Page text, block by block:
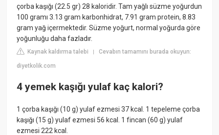
çorba kaşığı (22.5 gr) 28 kaloridir. Tam yağlı süzme yoğurdun
100 gramı 3.13 gram karbonhidrat, 7.91 gram protein, 8.83
gram yağ içermektedir. Süzme yoğurt, normal yoğurda göre
yoğunluğu daha fazladır.
Kaynak kaldırma talebi |Cevabın tamamını burada okuyun:
diyetkolik.com
4 yemek kaşığı yulaf kaç kalori?
1 çorba kaşığı (10 g) yulaf ezmesi 37 kcal. 1 tepeleme çorba
kaşığı (15 g) yulaf ezmesi 56 kcal. 1 fincan (60 g) yulaf
ezmesi 222 kcal.